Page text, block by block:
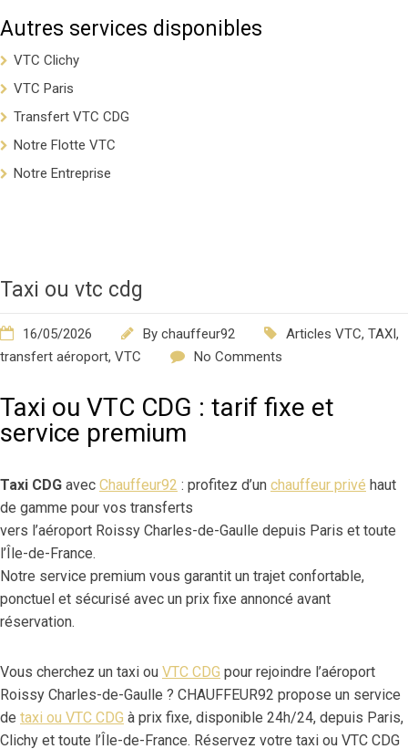
Autres services disponibles
VTC Clichy
VTC Paris
Transfert VTC CDG
Notre Flotte VTC
Notre Entreprise
Taxi ou vtc cdg
16/05/2026 By chauffeur92 Articles VTC, TAXI,
transfert aéroport, VTC No Comments
Taxi ou VTC CDG : tarif fixe et
service premium
Taxi CDG avec Chauffeur92 : profitez d’un chauffeur privé haut
de gamme pour vos transferts
vers l’aéroport Roissy Charles-de-Gaulle depuis Paris et toute
l’Île-de-France.
Notre service premium vous garantit un trajet confortable,
ponctuel et sécurisé avec un prix fixe annoncé avant
réservation.
Vous cherchez un taxi ou VTC CDG pour rejoindre l’aéroport
Roissy Charles-de-Gaulle ? CHAUFFEUR92 propose un service
de taxi ou VTC CDG à prix fixe, disponible 24h/24, depuis Paris,
Clichy et toute l’Île-de-France. Réservez votre taxi ou VTC CDG